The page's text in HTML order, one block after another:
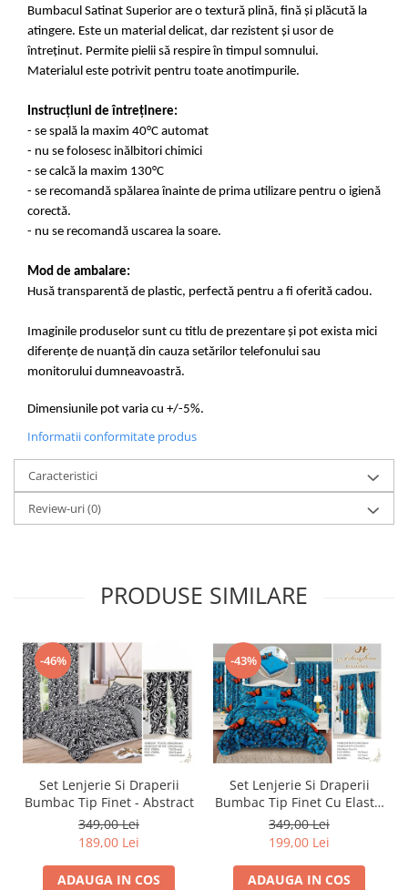
Bumbacul Satinat Superior are o textură plină, fină și plăcută la
atingere. Este un material delicat, dar rezistent și usor de
întreținut. Permite pielii să respire în timpul somnului.
Materialul este potrivit pentru toate anotimpurile.
Instrucțiuni de întreținere:
- se spală la maxim 40°C automat
- nu se folosesc inălbitori chimici
- se calcă la maxim 130°C
- se recomandă spălarea înainte de prima utilizare pentru o igienă
corectă.
- nu se recomandă uscarea la soare.
Mod de ambalare:
Husă transparentă de plastic, perfectă pentru a fi oferită cadou.
Imaginile produselor sunt cu titlu de prezentare și pot exista mici
diferențe de nuanță din cauza setărilor telefonului sau
monitorului dumneavoastră.
Dimensiunile pot varia cu +/-5%.
Informatii conformitate produs
Caracteristici
Review-uri(0)
PRODUSE SIMILARE
-46%
Set Lenjerie Si Draperii
Bumbac Tip Finet - Abstract
349,00 Lei
189,00 Lei
ADAUGA IN COS
-43%
Set Lenjerie Si Draperii
Bumbac Tip Finet Cu Elastic
- Dansul Fluturilor
349,00 Lei
199,00 Lei
ADAUGA IN COS